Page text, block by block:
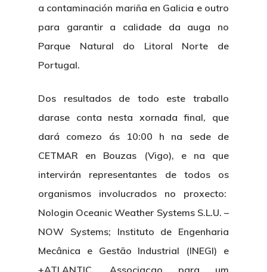
a contaminación mariña en Galicia e outro
para garantir a calidade da auga no
Parque Natural do Litoral Norte de
Portugal.
Dos resultados de todo este traballo
darase conta nesta xornada final, que
dará comezo ás 10:00 h na sede de
CETMAR en Bouzas (Vigo), e na que
intervirán representantes de todos os
organismos involucrados no proxecto:
Nologin Oceanic Weather Systems S.L.U. –
NOW Systems; Instituto de Engenharia
Mecânica e Gestão Industrial (INEGI) e
+ATLANTIC, Associaçao para um